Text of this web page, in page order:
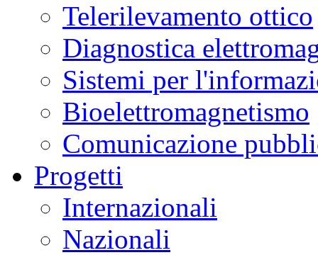
Telerilevamento ottico
Diagnostica
Sistemi per
Bioelettromagnetismo
Comunicazione
Progetti
Internazionali
Nazionali